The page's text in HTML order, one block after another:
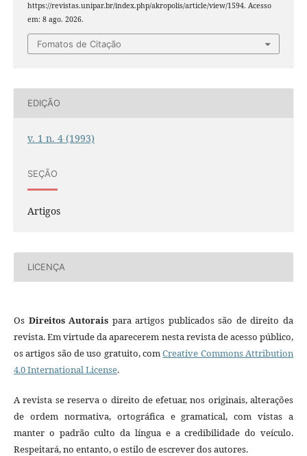
https://revistas.unipar.br/index.php/akropolis/article/view/1594. Acesso
em: 8 ago. 2026.
Fomatos de Citação
EDIÇÃO
v. 1 n. 4 (1993)
SEÇÃO
Artigos
LICENÇA
Os Direitos Autorais para artigos publicados são de direito da
revista. Em virtude da aparecerem nesta revista de acesso público,
os artigos são de uso gratuito, comCreative Commons Attribution
4.0 International License.
A revista se reserva o direito de efetuar, nos originais, alterações
de ordem normativa, ortográfica e gramatical, com vistas a
manter o padrão culto da língua e a credibilidade do veículo.
Respeitará, no entanto, o estilo de escrever dos autores.